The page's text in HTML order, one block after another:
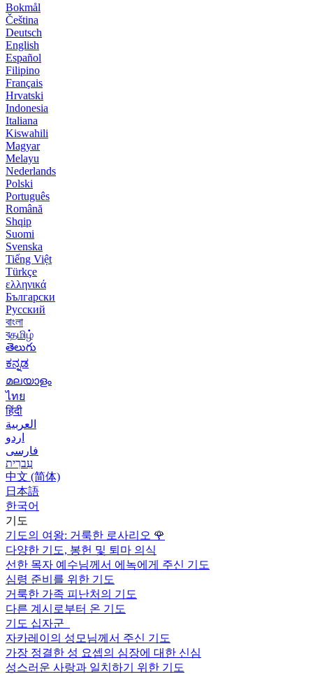
Bokmål
Čeština
Deutsch
English
Español
Filipino
Français
Hrvatski
Indonesia
Italiana
Kiswahili
Magyar
Melayu
Nederlands
Polski
Português
Română
Shqip
Suomi
Svenska
Tiếng Việt
Türkçe
ελληνικά
Български
Русский
বাংলা
বதமிழ்
తెలుగు
ಕನ್ನಡ
മലയാളം
ไทย
हिंदी
العربية
اردو
فارسی
עִברִית
中文 (简体)
日本語
한국어
기도
기도의 여왕: 거룩한 로사리오 🌹
다양한 기도, 봉헌 및 퇴마 의식
선한 목자 예수님께서 에녹에게 주신 기도
심령 준비를 위한 기도
거룩한 가족 피난처의 기도
다른 계시로부터 온 기도
기도 십자군
자카레이의 성모님께서 주신 기도
가장 정결한 성 요셉의 심장에 대한 신심
성스러운 사랑과 일치하기 위한 기도